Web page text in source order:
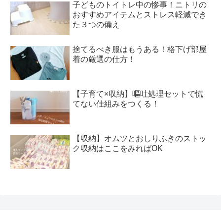
子どものトイトレ中の惨事！ニトリの
おすすめアイテムとストレス軽減でき
た３つの備え
捨てるべき服はもうある！格下げ部屋
着の厳選の仕方！
【子育て×収納】嘔吐処理セットで慌
てない仕組みをつくる！
【収納】オムツとおしりふきのストッ
ク収納はここをみればOK